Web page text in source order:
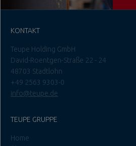
KONTAKT
Teupe Holding GmbH
David-Roentgen-Straße 22 - 24
48703 Stadtlohn
+49 2563 9303-0
info@teupe.de
TEUPE GRUPPE
Home